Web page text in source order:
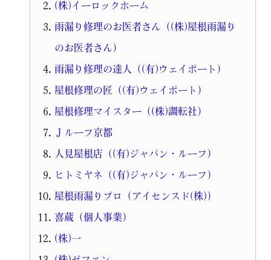
(株)イーロックホーム
雨漏り修理のお医者さん（(株)屋根雨漏り
のお医者さん）
雨漏り修理の達人（(有)ウェイポート）
屋根修理の匠（(有)ウェイポート）
屋根修理マイスター（(株)調転社）
Ｊルーフ京都
人見屋根店（(有)ジャパン・ルーフ）
ヒトミヤネ（(有)ジャパン・ルーフ）
屋根雨漏りプロ（アイセンスド(株)）
喜蔵（個人事業）
(株)一